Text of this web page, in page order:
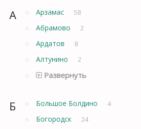
А Арзамас 58
Абрамово 2
Ардатов 8
Алтунино 2
Развернуть
Б Большое Болдино 4
Богородск 24